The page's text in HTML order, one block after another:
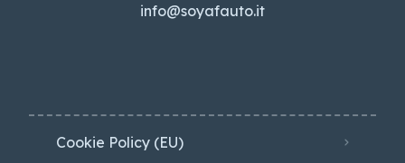
info@soyafauto.it
Cookie Policy (EU)